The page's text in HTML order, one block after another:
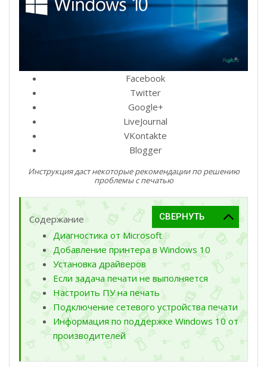
Facebook
Twitter
Google+
LiveJournal
VKontakte
Blogger
Инструкция даст некоторые рекомендации по решению
проблемы с печатью
Содержание
Диагностика от Microsoft
Добавление принтера в Windows 10
Установка драйверов
Если задача печати не выполняется
Настроить ПУ на печать
Подключение сетевого устройства печати
Информация по поддержке Windows 10 от
производителей